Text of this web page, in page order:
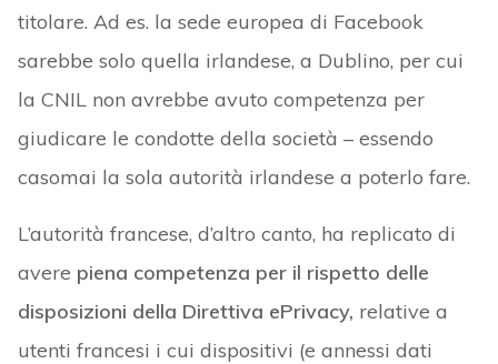
titolare. Ad es. la sede europea di Facebook
sarebbe solo quella irlandese, a Dublino, per cui
la CNIL non avrebbe avuto competenza per
giudicare le condotte della società – essendo
casomai la sola autorità irlandese a poterlo fare.
L’autorità francese, d’altro canto, ha replicato di
avere piena competenza per il rispetto delle
disposizioni della Direttiva ePrivacy, relative a
utenti francesi i cui dispositivi (e annessi dati